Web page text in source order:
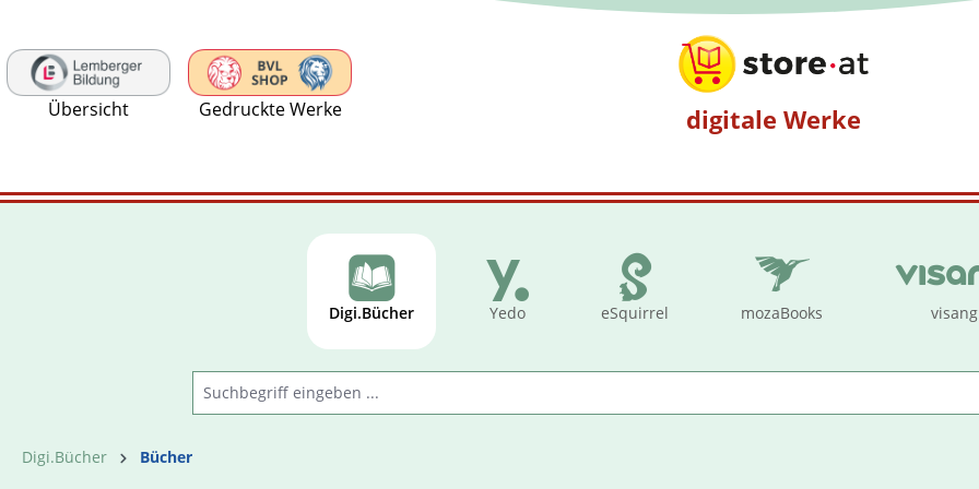
Übersicht Gedruckte Werke digitale Werke
Digi.Bücher Yedo eSquirrel mozaBooks visang
Digi.Bücher Bücher